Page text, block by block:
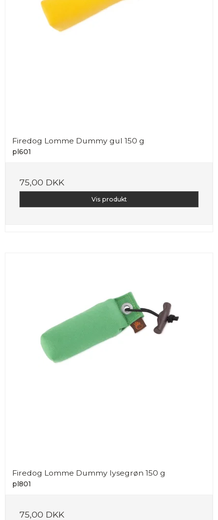
Firedog Lomme Dummy gul 150 g
pl601
75,00 DKK
Vis produkt
Firedog Lomme Dummy lysegrøn 150 g
pl801
75,00 DKK